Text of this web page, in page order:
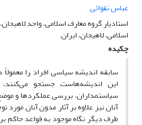
عباس تقوائی
استادیار گروه معارف اسلامی، واحد
اسلامی، لاهیجان، ایران.
چکیده
سابقه اندیشه سیاسی افراد را معمولاً
این اندیشه‌هاست جستجو
سیاستمداران، بررسی عملکردها و
آنان نیز علاوه بر آثار مدون آنان
طرف دیگر نگاه موجود به قواعد حاکم